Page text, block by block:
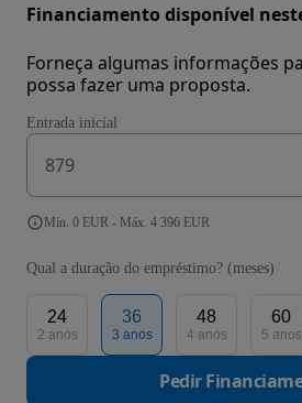
Financiamento disponível
Forneça algumas informações
possa fazer uma proposta.
Entrada inicial
Mín. 0 EUR - Máx. 4 396 EUR
Qual a duração do empréstimo? (meses)
24
2 anos
36
3 anos
48
4 anos
60
5 anos
Pedir